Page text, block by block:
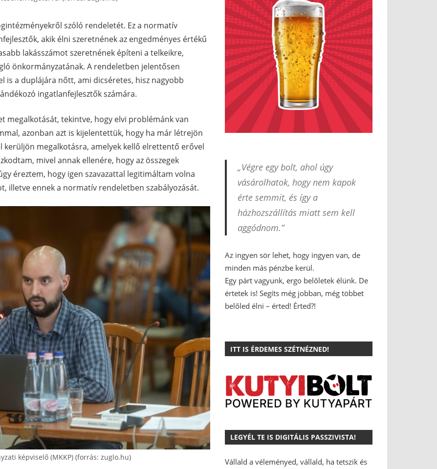
szóló rendeletét. Ez a normatív
akik élni szeretnének az engedményes értékű
lakásszámot szeretnének építeni a telkeikre,
önkormányzatának. A rendeletben jelentősen
is a duplájára nőtt, ami dicséretes, hisz nagyobb
ingatlanfejlesztők számára.
megalkotását, tekintve, hogy elvi problémánk van
azonban azt is kijelentettük, hogy ha már létrejön
kerüljön megalkotásra, amelyek kellő elrettentő erővel
mivel annak ellenére, hogy az összegek
éreztem, hogy igen szavazattal legitimáltam volna
illetve ennek a normatív rendeletben szabályozását.
képviselő (MKKP) (forrás: zuglo.hu)
„Végre egy bolt, ahol úgy
vásárolhatok, hogy nem kapok
érte semmit, és így a
házhozszállítás miatt sem kell
aggódnom.”
Az ingyen sör lehet, hogy ingyen van, de
minden más pénzbe kerül.
Egy párt vagyunk, ergo belőletek élünk. De
értetek is! Segíts még jobban, még többet
belőled élni – érted! Érted?!
ITT IS ÉRDEMES SZÉTNÉZNED!
LEGYÉL TE IS DIGITÁLIS PASSZIVISTA!
Vállald a véleményed, vállald, ha tetszik és